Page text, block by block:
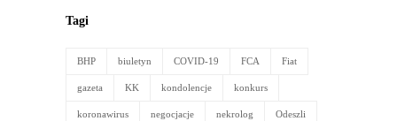
Tagi
BHP biuletyn COVID-19 FCA Fiat
gazeta KK kondolencje konkurs
koronawirus negocjacje nekrolog Odeszli